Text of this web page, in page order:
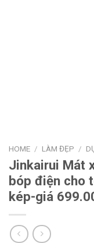
HOME / LÀM ĐẸP /
Jinkairui Mát
bóp điện cho
kép-giá